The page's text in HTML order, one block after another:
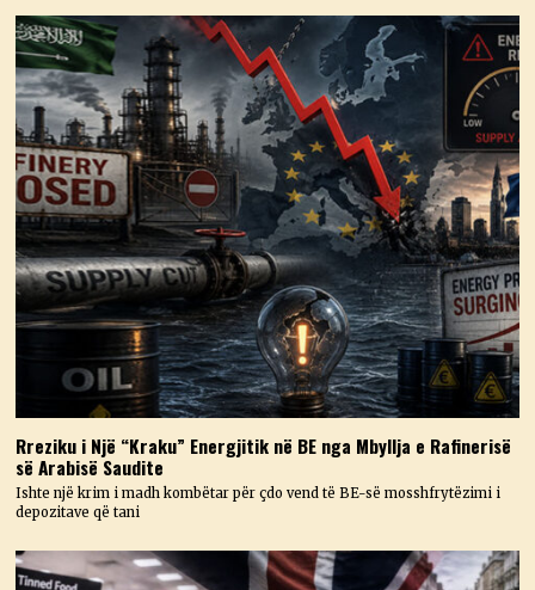
Rreziku i Një “Kraku” Energjitik në BE nga Mbyllja e Rafinerisë
së Arabisë Saudite
Ishte një krim i madh kombëtar për çdo vend të BE-së mosshfrytëzimi i
depozitave që tani